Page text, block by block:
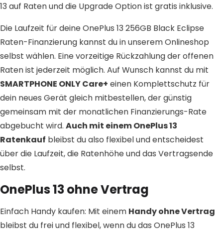
13 auf Raten und die Upgrade Option ist gratis inklusive.
Die Laufzeit für deine OnePlus 13 256GB Black Eclipse
Raten-Finanzierung kannst du in unserem Onlineshop
selbst wählen. Eine vorzeitige Rückzahlung der offenen
Raten ist jederzeit möglich. Auf Wunsch kannst du mit
SMARTPHONE ONLY Care+ einen Komplettschutz für
dein neues Gerät gleich mitbestellen, der günstig
gemeinsam mit der monatlichen Finanzierungs-Rate
abgebucht wird. Auch mit einem OnePlus 13
Ratenkauf bleibst du also flexibel und entscheidest
über die Laufzeit, die Ratenhöhe und das Vertragsende
selbst.
OnePlus 13 ohne Vertrag
Einfach Handy kaufen: Mit einem Handy ohne Vertrag
bleibst du frei und flexibel, wenn du das OnePlus 13